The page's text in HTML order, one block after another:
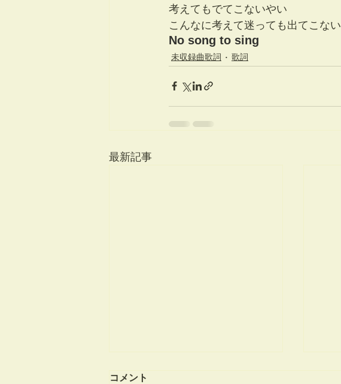
考えてもでてこないやい
こんなに考えて迷っても出てこない
No song to sing
未収録曲歌詞 歌詞
最新記事
物語の終わり - That's how
コメント